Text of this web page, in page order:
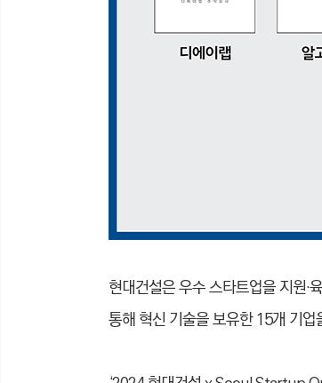
현대건설은 우수 스타트업을 지원
통해 혁신 기술을 보유한 15개 기